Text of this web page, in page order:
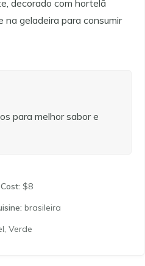
decorado com hortelã
na geladeira para consumir
para melhor sabor e
Cost:$8
brasileira
Verde